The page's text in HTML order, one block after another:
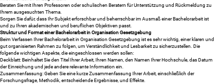
Beraten Sie mit Ihren Professoren oder schulischen Beratern für Unterstützung und Rückmeldung zu
Ihrem ausgesuchten Thema.
Sorgen Sie dafür, dass Ihr Subjekt erforschbar und beherrschbar im Ausmaß einer Bachelorarbeit ist
und zu Ihren akademischen und beruflichen Objektiven passt.
Struktur und Format einer Bachelorarbeit in Organisation Gesetzgebung
Beim Verfassen Ihrer Bachelorarbeit in Organisation Gesetzgebung ist es sehr wichtig, einer klaren und
gut organisierten Rahmen zu folgen, um Verständlichkeit und Lesbarkeit zu sicherzustellen. Die
folgende wichtigen Aspekte, die eingeschlossen werden sollen:
Deckblatt: Beinhaltet Sie den Titel Ihrer Arbeit, Ihren Namen, den Namen Ihrer Hochschule, das Datum
der Einreichung und jede andere relevante Information ein.
Zusammenfassung: Geben Sie eine kurze Zusammenfassung Ihrer Arbeit, einschließlich der
Forschungsfrage, Methodik, entscheidende Ergebnisse, und Effekte.